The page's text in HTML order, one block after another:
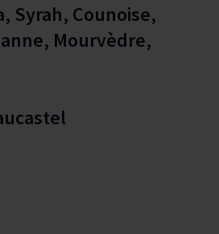
Syrah, Counoise,
Mourvèdre,